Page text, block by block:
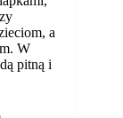
a
W
pitną i